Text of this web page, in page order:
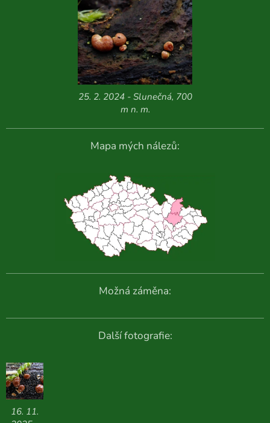
25. 2. 2024 - Slunečná, 700
m n. m.
Mapa mých nálezů:
Možná záměna:
Další fotografie:
16. 11.